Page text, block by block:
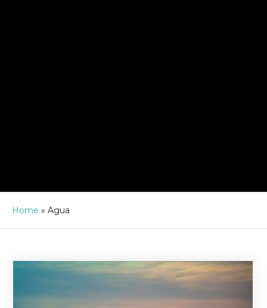
Home » Agua